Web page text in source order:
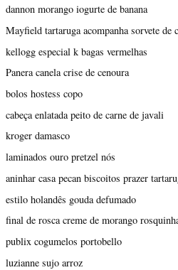
dannon morango iogurte de banana
Mayfield tartaruga acompanha sorvete de
kellogg especial k bagas vermelhas
Panera canela crise de cenoura
bolos hostess copo
cabeça enlatada peito de carne de javali
kroger damasco
laminados ouro pretzel nós
aninhar casa pecan biscoitos prazer
estilo holandês gouda defumado
final de rosca creme de morango
publix cogumelos portobello
luzianne sujo arroz